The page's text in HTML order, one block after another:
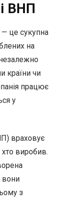
ВНП
це сукупна
на
незалежно
країни чи
працює
у
враховує
виробив.
вони
з